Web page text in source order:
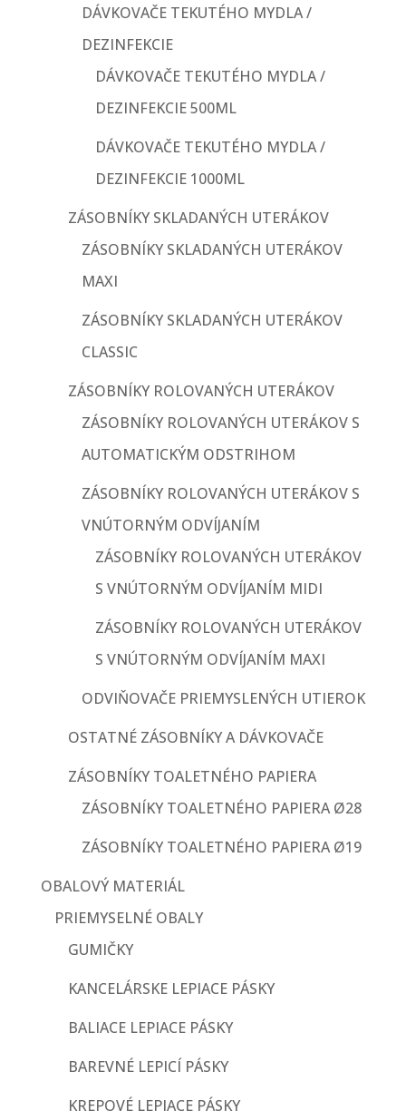
DÁVKOVAČE TEKUTÉHO MYDLA /
DEZINFEKCIE
DÁVKOVAČE TEKUTÉHO MYDLA /
DEZINFEKCIE 500ML
DÁVKOVAČE TEKUTÉHO MYDLA /
DEZINFEKCIE 1000ML
ZÁSOBNÍKY SKLADANÝCH UTERÁKOV
ZÁSOBNÍKY SKLADANÝCH UTERÁKOV
MAXI
ZÁSOBNÍKY SKLADANÝCH UTERÁKOV
CLASSIC
ZÁSOBNÍKY ROLOVANÝCH UTERÁKOV
ZÁSOBNÍKY ROLOVANÝCH UTERÁKOV S
AUTOMATICKÝM ODSTRIHOM
ZÁSOBNÍKY ROLOVANÝCH UTERÁKOV S
VNÚTORNÝM ODVÍJANÍM
ZÁSOBNÍKY ROLOVANÝCH UTERÁKOV
S VNÚTORNÝM ODVÍJANÍM MIDI
ZÁSOBNÍKY ROLOVANÝCH UTERÁKOV
S VNÚTORNÝM ODVÍJANÍM MAXI
ODVIŇOVAČE PRIEMYSLENÝCH UTIEROK
OSTATNÉ ZÁSOBNÍKY A DÁVKOVAČE
ZÁSOBNÍKY TOALETNÉHO PAPIERA
ZÁSOBNÍKY TOALETNÉHO PAPIERA Ø28
ZÁSOBNÍKY TOALETNÉHO PAPIERA Ø19
OBALOVÝ MATERIÁL
PRIEMYSELNÉ OBALY
GUMIČKY
KANCELÁRSKE LEPIACE PÁSKY
BALIACE LEPIACE PÁSKY
BAREVNÉ LEPICÍ PÁSKY
KREPOVÉ LEPIACE PÁSKY